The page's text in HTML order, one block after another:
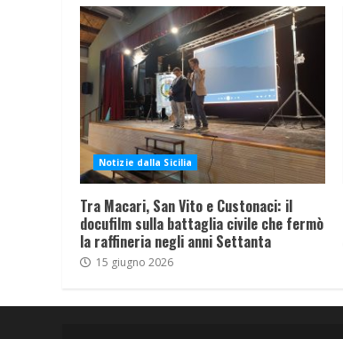
Notizie dalla Sicilia
Tra Macari, San Vito e Custonaci: il
docufilm sulla battaglia civile che fermò
la raffineria negli anni Settanta
15 giugno 2026